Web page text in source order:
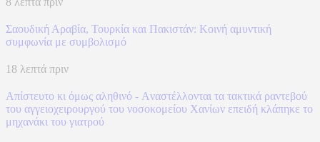
Σαουδική Αραβία, Τουρκία και Πακιστάν: Kοινή αμυντική
συμφωνία με συμβολισμό
18 λεπτά πριν
Απίστευτο κι όμως αληθινό - Aναστέλλονται τα τακτικά ραντεβού
του αγγειοχειρουργού του νοσοκομείου Χανίων επειδή κλάπηκε το
μηχανάκι του γιατρού